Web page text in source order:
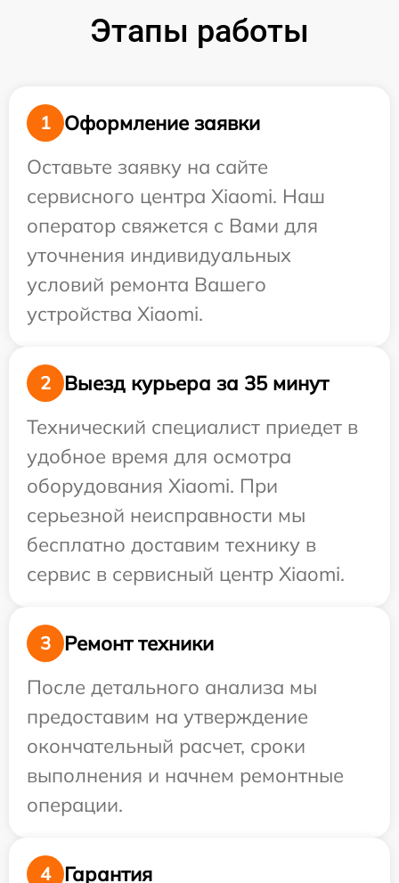
Этапы работы
1
Оформление заявки
Оставьте заявку на сайте
сервисного центра Xiaomi. Наш
оператор свяжется с Вами для
уточнения индивидуальных
условий ремонта Вашего
устройства Xiaomi.
2
Выезд курьера за 35 минут
Технический специалист приедет в
удобное время для осмотра
оборудования Xiaomi. При
серьезной неисправности мы
бесплатно доставим технику в
сервис в сервисный центр Xiaomi.
3
Ремонт техники
После детального анализа мы
предоставим на утверждение
окончательный расчет, сроки
выполнения и начнем ремонтные
операции.
4 Гарантия